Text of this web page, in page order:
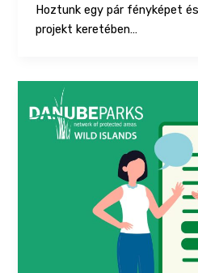
Hoztunk egy pár fényképet
projekt keretében…